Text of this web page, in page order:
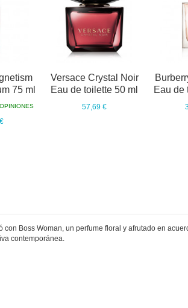
75 ml
Versace Crystal Noir
Eau de toilette 50 ml
57,69 €
Eau de
Boss Woman, un perfume floral y afrutado en
contemporánea.